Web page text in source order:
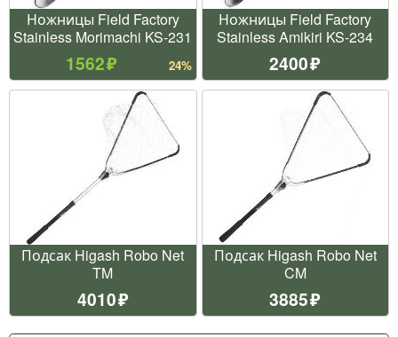
Ножницы Field Factory
Stainless Morimachi KS-231
1562 24%
Ножницы Field Factory
Stainless Amikiri KS-234
2400
Подсак Higash Robo Net
TM
4010
Подсак Higash Robo Net
CM
3885